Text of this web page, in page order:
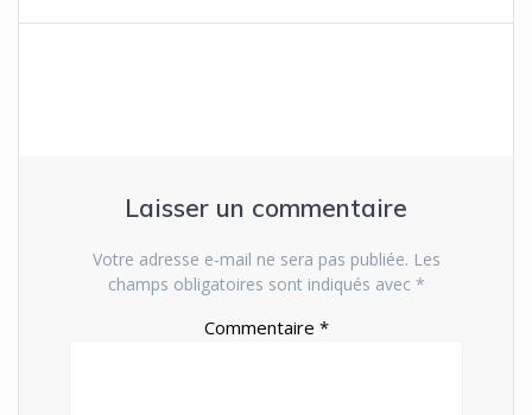
Laisser un commentaire
Votre adresse e-mail ne sera pas publiée. Les
champs obligatoires sont indiqués avec *
Commentaire *